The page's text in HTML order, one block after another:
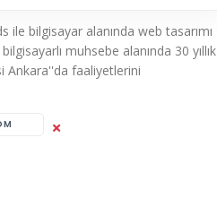
bilgisayar alanında web tasarımı
muhsebe alanında 30 yıllık
Ankara''da faaliyetlerini